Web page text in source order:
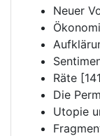
Neuer
Räte
Die
Utopie